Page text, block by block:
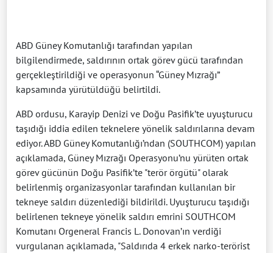
ABD Güney Komutanlığı tarafından yapılan
bilgilendirmede, saldırının ortak görev gücü tarafından
gerçekleştirildiği ve operasyonun “Güney Mızrağı”
kapsamında yürütüldüğü belirtildi.
ABD ordusu, Karayip Denizi ve Doğu Pasifik’te uyuşturucu
taşıdığı iddia edilen teknelere yönelik saldırılarına devam
ediyor. ABD Güney Komutanlığı’ndan (SOUTHCOM) yapılan
açıklamada, Güney Mızrağı Operasyonu’nu yürüten ortak
görev gücünün Doğu Pasifik’te "terör örgütü" olarak
belirlenmiş organizasyonlar tarafından kullanılan bir
tekneye saldırı düzenlediği bildirildi. Uyuşturucu taşıdığı
belirlenen tekneye yönelik saldırı emrini SOUTHCOM
Komutanı Orgeneral Francis L. Donovan’ın verdiği
vurgulanan açıklamada, "Saldırıda 4 erkek narko-terörist